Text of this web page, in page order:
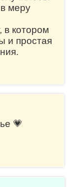
меру
в котором
и простая
💗